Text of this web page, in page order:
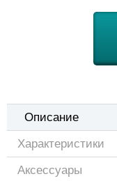
Описание
Характеристики
Аксессуары